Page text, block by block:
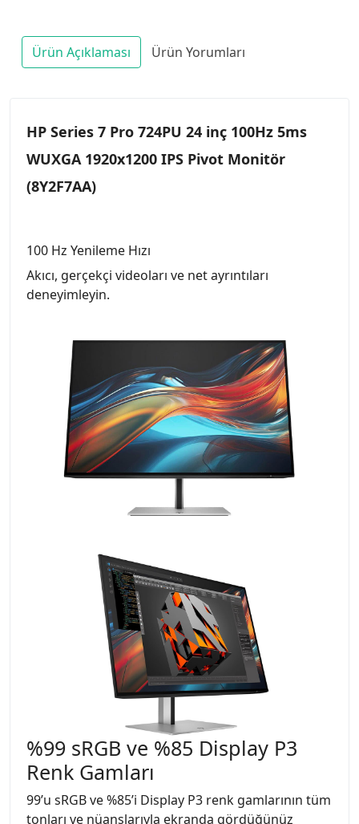
Ürün Açıklaması Ürün Yorumları
HP Series 7 Pro 724PU 24 inç 100Hz 5ms
WUXGA 1920x1200 IPS Pivot Monitör
(8Y2F7AA)
100 Hz Yenileme Hızı
Akıcı, gerçekçi videoları ve net ayrıntıları
deneyimleyin.
%99 sRGB ve %85 Display P3
Renk Gamları
99’u sRGB ve %85’i Display P3 renk gamlarının tüm
tonları ve nüanslarıyla ekranda gördüğünüz